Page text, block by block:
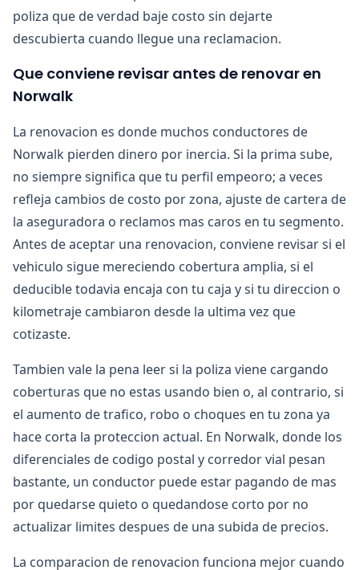
poliza que de verdad baje costo sin dejarte
descubierta cuando llegue una reclamacion.
Que conviene revisar antes de renovar en
Norwalk
La renovacion es donde muchos conductores de
Norwalk pierden dinero por inercia. Si la prima sube,
no siempre significa que tu perfil empeoro; a veces
refleja cambios de costo por zona, ajuste de cartera de
la aseguradora o reclamos mas caros en tu segmento.
Antes de aceptar una renovacion, conviene revisar si el
vehiculo sigue mereciendo cobertura amplia, si el
deducible todavia encaja con tu caja y si tu direccion o
kilometraje cambiaron desde la ultima vez que
cotizaste.
Tambien vale la pena leer si la poliza viene cargando
coberturas que no estas usando bien o, al contrario, si
el aumento de trafico, robo o choques en tu zona ya
hace corta la proteccion actual. En Norwalk, donde los
diferenciales de codigo postal y corredor vial pesan
bastante, un conductor puede estar pagando de mas
por quedarse quieto o quedandose corto por no
actualizar limites despues de una subida de precios.
La comparacion de renovacion funciona mejor cuando